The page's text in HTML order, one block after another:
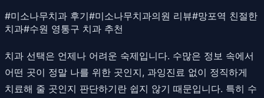
#미소나무치과 후기#미소나무치과의원 리뷰#망포역 친절한
치과#수원 영통구 치과 추천
치과 선택은 언제나 어려운 숙제입니다. 수많은 정보 속에서
어떤 곳이 정말 나를 위한 곳인지, 과잉진료 없이 정직하게
치료해 줄 곳인지 판단하기란 쉽지 않기 때문입니다. 특히 수